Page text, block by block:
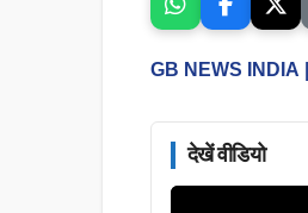
GB NEWS INDIA
देखें वीडियो